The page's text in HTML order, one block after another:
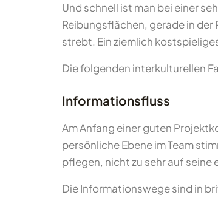
Und schnell ist man bei einer
Reibungsflächen, gerade in
strebt. Ein ziemlich
Die folgenden interkulturellen
Informationsfluss
Am Anfang einer guten
persönliche Ebene im Team
pflegen, nicht zu sehr auf
Die Informationswege sind in